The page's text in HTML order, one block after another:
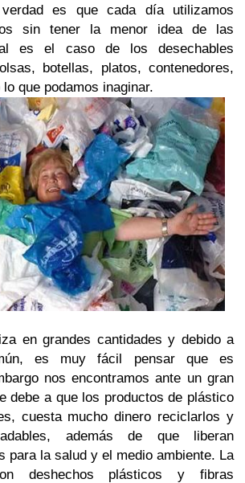
es que cada día utilizamos
sin tener la menor idea de las
es el caso de los desechables
botellas, platos, contenedores,
que podamos inaginar.
en grandes cantidades y debido a
es muy fácil pensar que es
nos encontramos ante un gran
debe a que los productos de plástico
cuesta mucho dinero reciclarlos y
además de que liberan
para la salud y el medio ambiente. La
deshechos plásticos y fibras